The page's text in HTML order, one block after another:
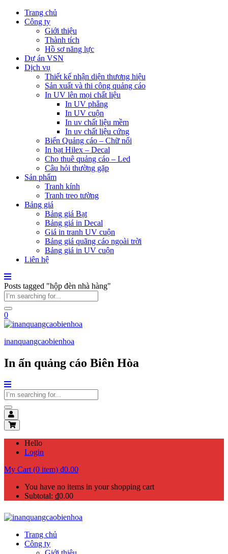
Trang chủ
Công ty
Giới thiệu
Thành tích
Hồ sơ năng lực
Dự án VSN
Dịch vụ
Thiết kế nhận diện thương hiệu
Sản xuất và thi công quảng cáo
In UV lên mọi chất liệu
In UV phẳng
In UV cuộn
In uv chất liệu mềm
In uv chất liệu cứng
Biển Quảng cáo – Chữ nổi
In bạt Hilex – Decal
Cho thuê quảng cáo – Led
Câu hỏi thường gặp
Sản phẩm
Tranh kính
Tranh treo tường
Bảng giá
Bảng giá Bạt
Bảng giá in Decal
Giá in tranh UV cuộn
Bảng giá quãng cáo ngoài trời
Bảng giá in UV cuộn
Liên hệ
Posts tagged "hộp đèn nhà hàng"
0
inanquangcaobienhoa
In ấn quảng cáo Biên Hòa
Hello
Login
My Cart (0 item) ₫0.00
You have no items in your shopping cart
Subtotal: ₫0.00
Trang chủ
Công ty